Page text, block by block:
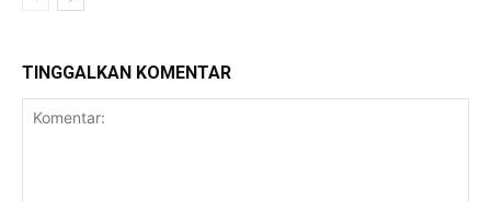
TINGGALKAN KOMENTAR